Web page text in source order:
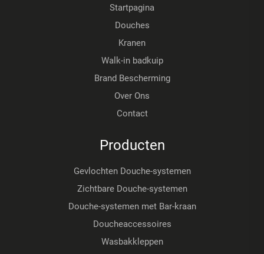
Startpagina
Douches
Kranen
Walk-in badkuip
Brand Bescherming
Over Ons
Contact
Producten
Gevlochten Douche-systemen
Zichtbare Douche-systemen
Douche-systemen met Bar-kraan
Doucheaccessoires
Wasbakkleppen